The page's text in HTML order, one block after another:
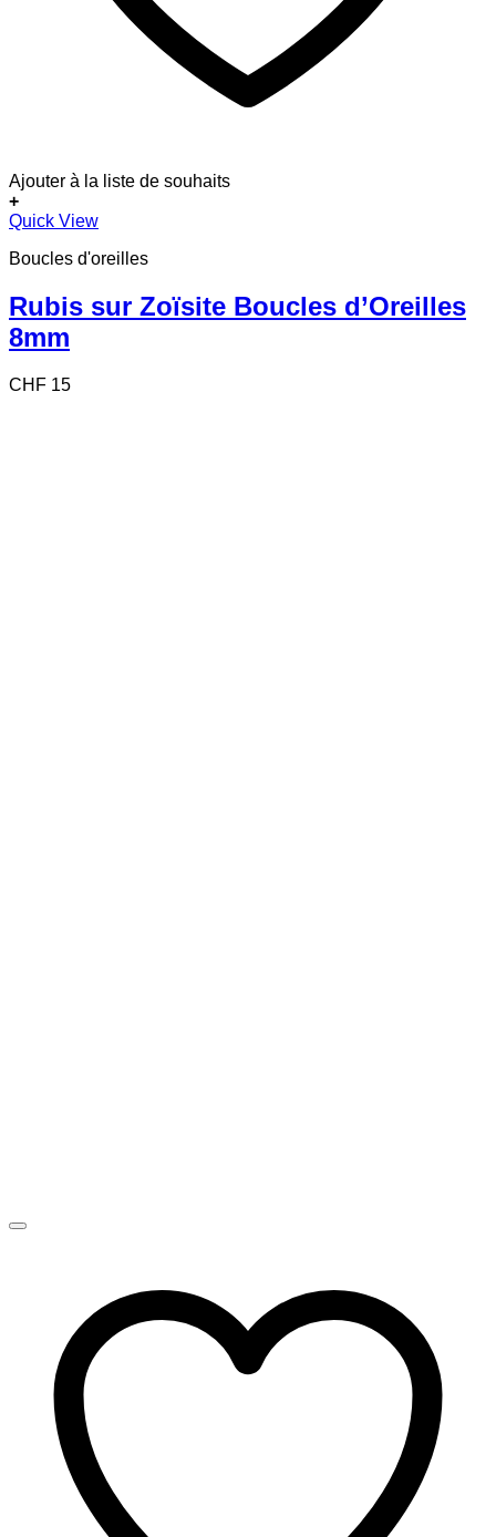
Ajouter à la liste de souhaits
+
Quick View
Boucles d'oreilles
Rubis sur Zoïsite Boucles d’Oreilles
8mm
CHF 15